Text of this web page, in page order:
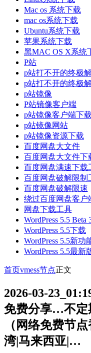
Mac os 系统下载
mac os系统下载
Ubuntu系统下载
苹果系统下载
黑MAC OS X系统
P站
p站打不开的终极
p站打不开的终极
p站镜像
P站镜像客户端
p站镜像客户端下载
p站镜像网站
p站镜像资源下载
百度网盘大文件
百度网盘大文件下
百度网盘满速下载
百度网盘破解限制
百度网盘破解限速
绕过百度网盘客户
网盘下载工具
WordPress 5.5 Beta
WordPress 5.5下载
WordPress 5.5新功
WordPress 5.5最新
首页vmess节点正文
2026-03-
免费分享…不
（网络免费节
湾|马来西亚|…